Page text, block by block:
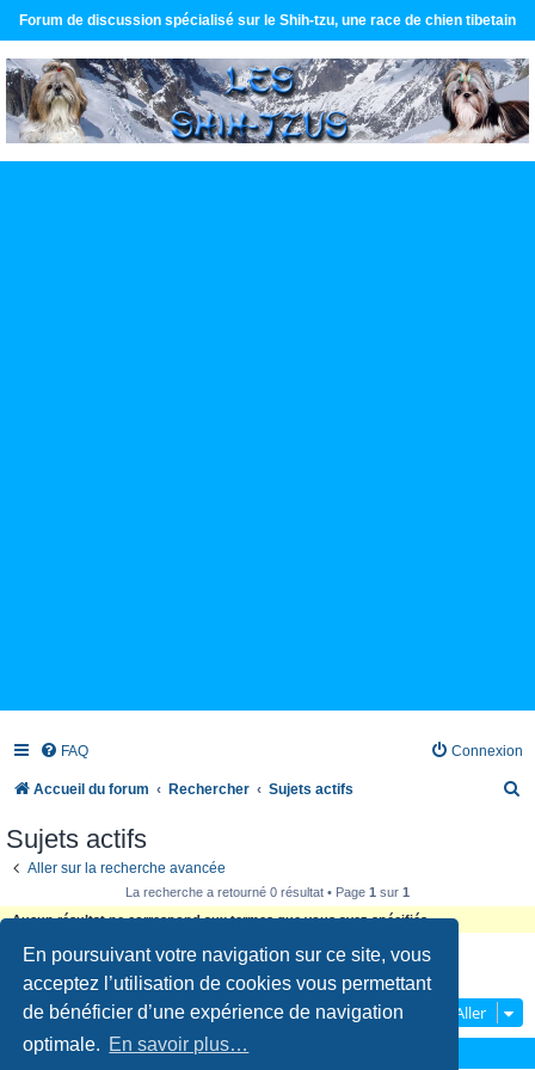
En poursuivant votre navigation sur ce site, vous
acceptez l’utilisation de cookies vous permettant
de bénéficier d’une expérience de navigation
optimale. En savoir plus…
Forum de discussion spécialisé sur le Shih-tzu, une race de chien tibetain
FAQ Connexion
Accueil du forum Rechercher Sujets actifs
h
e
Sujets actifs
Aller sur la recherche avancée
La recherche a retourné 0 résultat • Page 1 sur 1
Aucun résultat ne correspond aux termes que vous avez spécifiés.
La recherche a retourné 0 résultat • Page sur1
Aller